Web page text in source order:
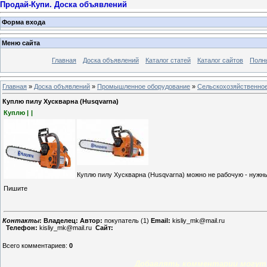
Продай-Купи. Доска объявлений
Форма входа
Меню сайта
Главная Доска объявлений Каталог статей Каталог сайтов
Главная » Доска объявлений » Промышленное оборудование »
Куплю пилу Хускварна (Husqvarna)
Куплю | |
Куплю пилу Хускварна (Husqvarna) можно не рабочую -
Пишите
Контакты: Владелец: Автор: покупатель (1) Email: kisliy_mk@mail.ru
Телефон: kisliy_mk@mail.ru Сайт:
Всего комментариев: 0